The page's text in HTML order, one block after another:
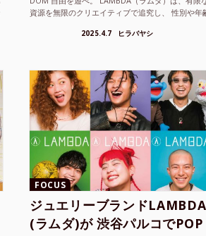
FOCUS
ジュエリーブランドLAMBDA
(ラムダ)が 渋谷パルコでPOP
UP S...
ジュエリーブランド“LAMBDA( ラムダ))” “PLAYFREE
DOM 自由を遊べ。 LAMBDA（ラムダ）は、有限な